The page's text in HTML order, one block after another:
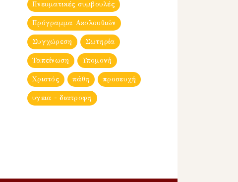
Πνευματικές συμβουλές
Πρόγραμμα Ακολουθιών
Συγχώρεση Σωτηρία
Ταπείνωση Υπομονή
Χριστός πάθη προσευχή
υγεια - διατροφη